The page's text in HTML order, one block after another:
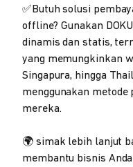
✅Butuh solusi
offline? Gunakan
dinamis dan statis,
yang memungkinkan
Singapura, hingga
menggunakan metode
mereka.
🌍 simak lebih lanjut
membantu bisnis Anda